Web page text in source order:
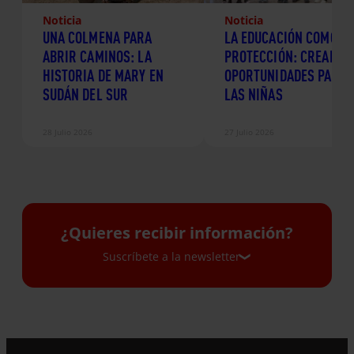
Noticia
UNA COLMENA PARA
ABRIR CAMINOS: LA
HISTORIA DE MARY EN
SUDÁN DEL SUR
Noticia
LA EDUCACIÓN COMO
PROTECCIÓN: CREANDO
OPORTUNIDADES PARA
LAS NIÑAS
¿Quieres recibir información?
Suscríbete a la newsletter